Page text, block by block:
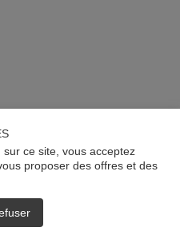
ce site, vous acceptez
proposer des offres et des